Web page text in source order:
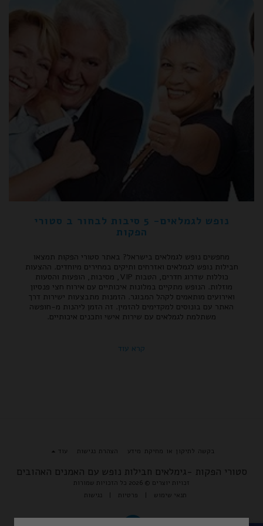
נופש לגמלאים- 5 סיבות לבחור ב סטורי
הפקות
מחפשים נופש לגמלאים בישראל? באתר סטורי הפקות תמצאו
חבילות נופש לגמלאים ואזרחים ותיקים במחירים מיוחדים. ההצעות
כוללות שדרוג חדרים, הטבות VIP, מסיבות, הופעות והסעות
מוזלות. הנופש מתקיים במלונות איכותיים עם אירוח חצי פנסיון
ואירועים מותאמים לקהל המבוגר. הזמנות מתבצעות ישירות דרך
האתר עם בונוסים למקדימים להזמין. זה הזמן ליהנות מ-חופשה
משתלמת לגמלאים עם שירות אישי ותכנים איכותיים.
קרא עוד
סטורי הפקות -גימלאים חבילות נופש עם האמנים האהובים
זכויות יוצרים © 2026 כל הזכויות שמורות
תנאי שימוש | פרטיות | נגישות
בקשה לתיקון או מחיקת מידע הצהרת נגישות עוד